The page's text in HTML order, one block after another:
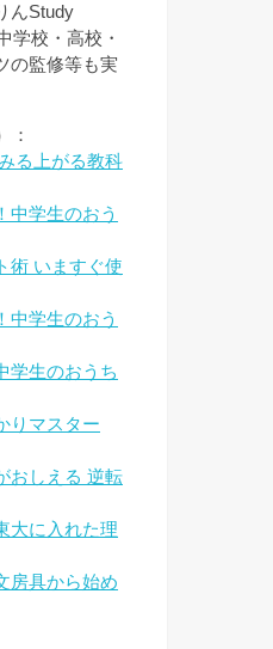
んStudy
学校・高校・
の監修等も実
：
る上がる教科
中学生のおう
術 いますぐ使
中学生のおう
学生のおうち
りマスター
おしえる 逆転
大に入れた理
房具から始め